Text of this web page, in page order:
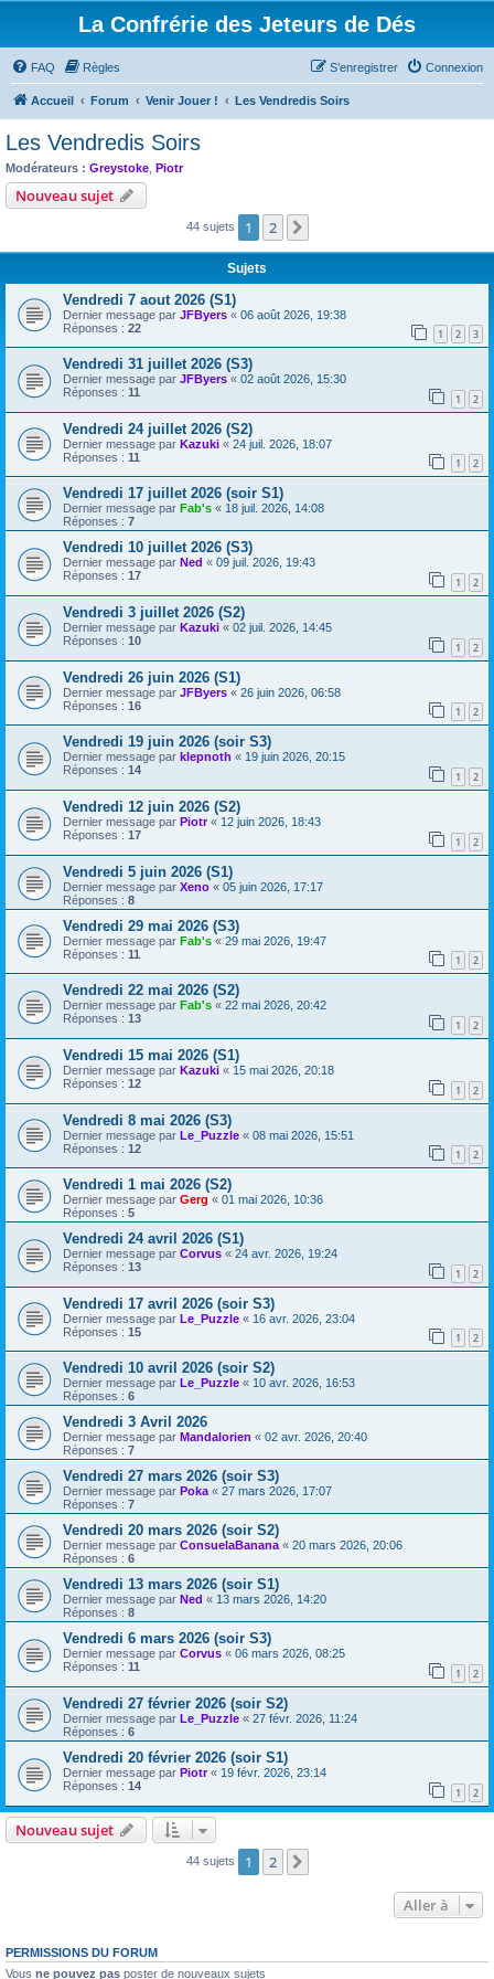
La Confrérie des Jeteurs de Dés
FAQ Règles Connexion
S’enregistrer
Accueil Forum Venir Jouer ! Les Vendredis Soirs
Les Vendredis Soirs
Modérateurs : Greystoke Piotr
Nouveau sujet
44 sujets 1 2
Sujets
Vendredi 7 aout 2026 (S1)
Dernier message par JFByers « 06 août 2026, 19:38
Réponses : 22 1 2 3
Vendredi 31 juillet 2026 (S3)
Dernier message par JFByers « 02 août 2026, 15:30
Réponses : 11 1 2
Vendredi 24 juillet 2026 (S2)
Dernier message par Kazuki « 24 juil. 2026, 18:07
Réponses : 11 1 2
Vendredi 17 juillet 2026 (soir S1)
Dernier message par Fab's « 18 juil. 2026, 14:08
Réponses : 7
Vendredi 10 juillet 2026 (S3)
Dernier message par Ned « 09 juil. 2026, 19:43
Réponses : 17 1 2
Vendredi 3 juillet 2026 (S2)
Dernier message par Kazuki « 02 juil. 2026, 14:45
Réponses : 10 1 2
Vendredi 26 juin 2026 (S1)
Dernier message par JFByers « 26 juin 2026, 06:58
Réponses : 16 1 2
Vendredi 19 juin 2026 (soir S3)
Dernier message par klepnoth « 19 juin 2026, 20:15
Réponses : 14 1 2
Vendredi 12 juin 2026 (S2)
Dernier message par Piotr« 12 juin 2026, 18:43
Réponses : 17 1 2
Vendredi 5 juin 2026 (S1)
Dernier message par Xeno « 05 juin 2026, 17:17
Réponses : 8
Vendredi 29 mai 2026 (S3)
Dernier message par Fab's « 29 mai 2026, 19:47
Réponses : 11 1 2
Vendredi 22 mai 2026 (S2)
Dernier message par Fab's « 22 mai 2026, 20:42
Réponses : 13 1 2
Vendredi 15 mai 2026 (S1)
Dernier message par Kazuki « 15 mai 2026, 20:18
Réponses : 12 1 2
Vendredi 8 mai 2026 (S3)
Dernier message par Le_Puzzle « 08 mai 2026, 15:51
Réponses : 12 1 2
Vendredi 1 mai 2026 (S2)
Dernier message par Gerg « 01 mai 2026, 10:36
Réponses : 5
Vendredi 24 avril 2026 (S1)
Dernier message par Corvus « 24 avr. 2026, 19:24
Réponses : 13 1 2
Vendredi 17 avril 2026 (soir S3)
Dernier message par Le_Puzzle « 16 avr. 2026, 23:04
Réponses : 15 1 2
Vendredi 10 avril 2026 (soir S2)
Dernier message par Le_Puzzle « 10 avr. 2026, 16:53
Réponses : 6
Vendredi 3 Avril 2026
Dernier message par Mandalorien « 02 avr. 2026, 20:40
Réponses : 7
Vendredi 27 mars 2026 (soir S3)
Dernier message par Poka« 27 mars 2026, 17:07
Réponses : 7
Vendredi 20 mars 2026 (soir S2)
Dernier message par ConsuelaBanana« 20 mars 2026, 20:06
Réponses : 6
Vendredi 13 mars 2026 (soir S1)
Dernier message par Ned « 13 mars 2026, 14:20
Réponses : 8
Vendredi 6 mars 2026 (soir S3)
Dernier message par Corvus « 06 mars 2026, 08:25
Réponses : 11 1 2
Vendredi 27 février 2026 (soir S2)
Dernier message par Le_Puzzle « 27 févr. 2026, 11:24
Réponses : 6
Vendredi 20 février 2026 (soir S1)
Dernier message par Piotr« 19 févr. 2026, 23:14
Réponses : 14 1 2
Nouveau sujet
44 sujets 1 2
Aller à
PERMISSIONS DU FORUM
Vous ne pouvez pas poster de nouveaux sujets